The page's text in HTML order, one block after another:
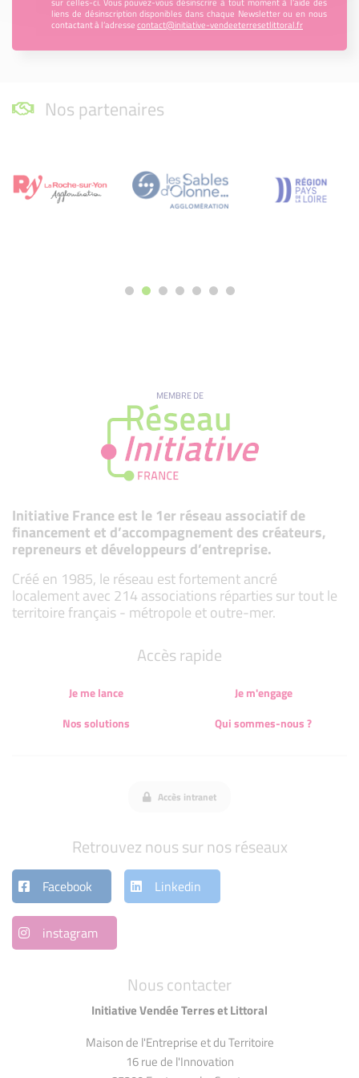
liens de désinscription disponibles dans chaque Newsletter ou en nous
contactant à l’adressecontact@initiative-vendeeterresetlittoral.fr
Nos partenaires
MEMBRE DE
Initiative France est le 1er réseau associatif de
financement et d’accompagnement des créateurs,
repreneurs et développeurs d’entreprise.
Créé en 1985, le réseau est fortement ancré
localement avec 214 associations réparties sur tout le
territoire français - métropole et outre-mer.
Nous contacter
Initiative Vendée Terres et Littoral
Maison de l'Entreprise et du Territoire
16 rue de l'Innovation
Accès rapide
Je me lance
Je m'engage
Nos solutions
Qui sommes-nous ?
Accès intranet
Retrouvez nous sur nos réseaux
Facebook Linkedin
instagram